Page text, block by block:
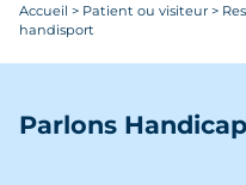
Accueil > Patient ou visiteur >
handisport
Parlons